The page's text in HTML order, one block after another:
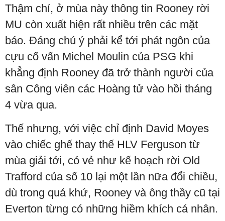
Thậm chí, ở mùa này thông tin Rooney rời
MU còn xuất hiện rất nhiều trên các mặt
báo. Đáng chú ý phải kể tới phát ngôn của
cựu cố vấn Michel Moulin của PSG khi
khẳng định Rooney đã trở thành người của
sân Công viên các Hoàng tử vào hồi tháng
4 vừa qua.
Thế nhưng, với việc chỉ định David Moyes
vào chiếc ghế thay thế HLV Ferguson từ
mùa giải tới, có vẻ như kế hoạch rời Old
Trafford của số 10 lại một lần nữa đổi chiều,
dù trong quá khứ, Rooney và ông thầy cũ tại
Everton từng có những hiềm khích cá nhân.